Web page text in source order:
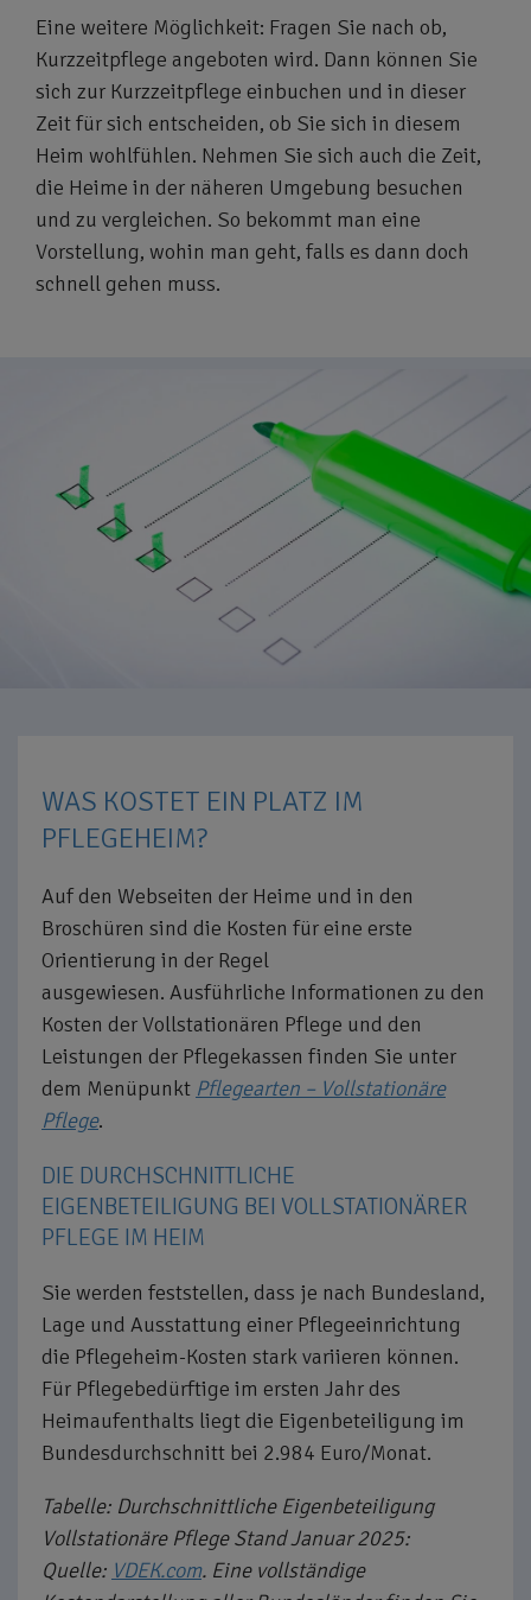
Eine weitere Möglichkeit: Fragen Sie nach ob,
Kurzzeitpflege angeboten wird. Dann können Sie
sich zur Kurzzeitpflege einbuchen und in dieser
Zeit für sich entscheiden, ob Sie sich in diesem
Heim wohlfühlen. Nehmen Sie sich auch die Zeit,
die Heime in der näheren Umgebung besuchen
und zu vergleichen. So bekommt man eine
Vorstellung, wohin man geht, falls es dann doch
schnell gehen muss.
WAS KOSTET EIN PLATZ IM
PFLEGEHEIM?
Auf den Webseiten der Heime und in den
Broschüren sind die Kosten für eine erste
Orientierung in der Regel
ausgewiesen. Ausführliche Informationen zu den
Kosten der Vollstationären Pflege und den
Leistungen der Pflegekassen finden Sie unter
dem Menüpunkt Pflegearten – Vollstationäre
Pflege.
DIE DURCHSCHNITTLICHE
EIGENBETEILIGUNG BEI VOLLSTATIONÄRER
PFLEGE IM HEIM
Sie werden feststellen, dass je nach Bundesland,
Lage und Ausstattung einer Pflegeeinrichtung
die Pflegeheim-Kosten stark variieren können.
Für Pflegebedürftige im ersten Jahr des
Heimaufenthalts liegt die Eigenbeteiligung im
Bundesdurchschnitt bei 2.984 Euro/Monat.
Tabelle: Durchschnittliche Eigenbeteiligung
Vollstationäre Pflege Stand Januar 2025:
Quelle: VDEK.com. Eine vollständige